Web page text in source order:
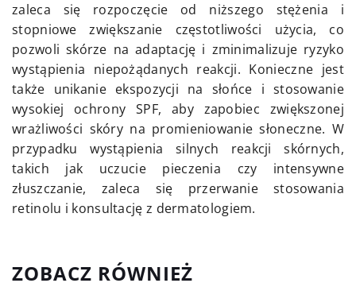
zaleca się rozpoczęcie od niższego stężenia i
stopniowe zwiększanie częstotliwości użycia, co
pozwoli skórze na adaptację i zminimalizuje ryzyko
wystąpienia niepożądanych reakcji. Konieczne jest
także unikanie ekspozycji na słońce i stosowanie
wysokiej ochrony SPF, aby zapobiec zwiększonej
wrażliwości skóry na promieniowanie słoneczne. W
przypadku wystąpienia silnych reakcji skórnych,
takich jak uczucie pieczenia czy intensywne
złuszczanie, zaleca się przerwanie stosowania
retinolu i konsultację z dermatologiem.
ZOBACZ RÓWNIEŻ